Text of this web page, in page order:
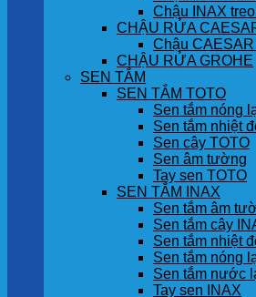
Chậu INAX
CHẬU RỬA
Chậu
CHẬU RỬA GROHE
SEN TẮM
SEN TẮM TOTO
Sen tắm nóng
Sen tắm nhiệt
Sen cây TOTO
Sen âm tường
Tay sen TOTO
SEN TẮM INAX
Sen tắm âm
Sen tắm cây
Sen tắm nhiệt
Sen tắm nóng
Sen tắm nước
Tay sen INAX